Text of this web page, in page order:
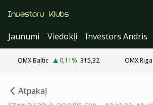
Jaunumi
Viedokļi Investors Andris
OMX Baltic 0,11% 315,32 OMX Riga
Atpakaļ